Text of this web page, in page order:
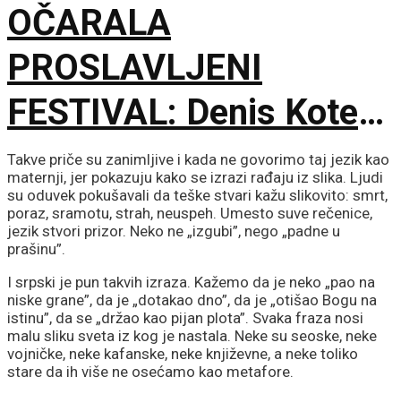
OČARALA
PROSLAVLJENI
FESTIVAL: Denis Kote
predstavio novu dramu
na 79. izdanju u
Lokarnu
Takve priče su zanimljive i kada ne govorimo taj jezik kao
maternji, jer pokazuju kako se izrazi rađaju iz slika. Ljudi
su oduvek pokušavali da teške stvari kažu slikovito: smrt,
poraz, sramotu, strah, neuspeh. Umesto suve rečenice,
jezik stvori prizor. Neko ne „izgubi”, nego „padne u
prašinu”.
I srpski je pun takvih izraza. Kažemo da je neko „pao na
niske grane”, da je „dotakao dno”, da je „otišao Bogu na
istinu”, da se „držao kao pijan plota”. Svaka fraza nosi
malu sliku sveta iz kog je nastala. Neke su seoske, neke
vojničke, neke kafanske, neke književne, a neke toliko
stare da ih više ne osećamo kao metafore.